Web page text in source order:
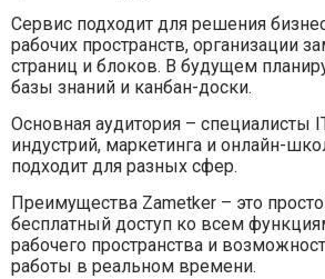
Сервис подходит для решения
рабочих пространств, организации
страниц и блоков. В будущем
базы знаний и канбан-доски.
Основная аудитория – специалисты
индустрий, маркетинга и онлайн-
подходит для разных сфер.
Преимущества Zametker – это
бесплатный доступ ко всем
рабочего пространства и
работы в реальном времени.